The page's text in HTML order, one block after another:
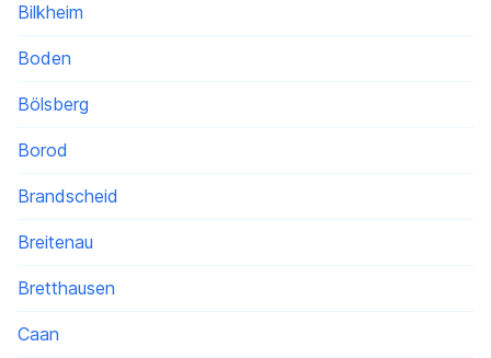
Bilkheim
Boden
Bölsberg
Borod
Brandscheid
Breitenau
Bretthausen
Caan